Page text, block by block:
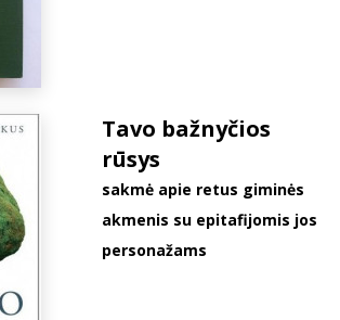
Tavo bažnyčios
rūsys
sakmė apie retus giminės
akmenis su epitafijomis jos
personažams